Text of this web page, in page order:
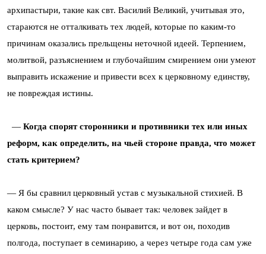
архипастыри, такие как свт. Василий Великий, учитывая это,
стараются не отталкивать тех людей, которые по каким-то
причинам оказались прельщены неточной идеей. Терпением,
молитвой, разъяснением и глубочайшим смирением они умеют
выправить искажение и привести всех к церковному единству,
не повреждая истины.
— Когда спорят сторонники и противники тех или иных
реформ, как определить, на чьей стороне правда, что может
стать критерием?
— Я бы сравнил церковный устав с музыкальной стихией. В
каком смысле? У нас часто бывает так: человек зайдет в
церковь, постоит, ему там понравится, и вот он, походив
полгода, поступает в семинарию, а через четыре года сам уже